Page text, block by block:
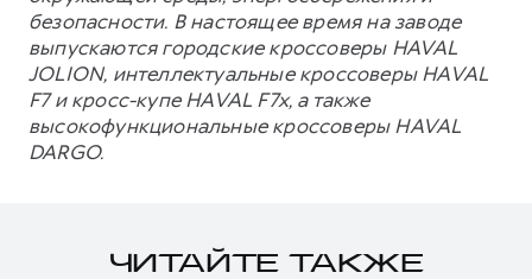
безопасности. В настоящее время на заводе
выпускаются городские кроссоверы HAVAL
JOLION, интеллектуальные кроссоверы HAVAL
F7 и кросс-купе HAVAL F7x, а также
высокофункциональные кроссоверы HAVAL
DARGO.
ЧИТАЙТЕ ТАКЖЕ